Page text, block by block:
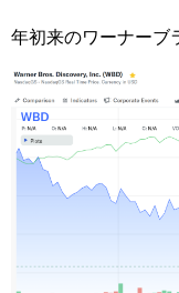
年初来のワーナーブ